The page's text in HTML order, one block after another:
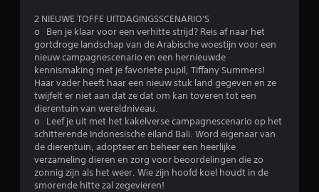
n
i
4
2
2 NIEUWE TOFFE UITDAGINGSSCENARIO'S
o Ben je klaar voor een verhitte strijd? Reis af naar het
gortdroge landschap van de Arabische woestijn voor een
nieuw campagnescenario en een hernieuwde
kennismaking met je favoriete pupil, Tiffany Summers!
Haar vader heeft haar een nieuw stuk land gegeven en ze
twijfelt er niet aan dat ze dat om kan toveren tot een
dierentuin van wereldniveau.
o Leef je uit met het kakelverse campagnescenario op het
schitterende Indonesische eiland Bali. Word eigenaar van
de dierentuin, adopteer en beheer een heerlijke
verzameling dieren en zorg voor beoordelingen die zo
zonnig zijn als het weer. Wie zijn hoofd koel houdt in de
smorende hitte zal zegevieren!